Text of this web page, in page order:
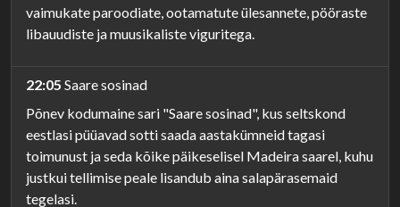
vaimukate paroodiate, ootamatute ülesannete, pööraste
libauudiste ja muusikaliste viguritega.
22:05 Saare sosinad
Põnev kodumaine sari "Saare sosinad", kus seltskond
eestlasi püüavad sotti saada aastakümneid tagasi
toimunust ja seda kõike päikeselisel Madeira saarel, kuhu
justkui tellimise peale lisandub aina salapärasemaid
tegelasi.